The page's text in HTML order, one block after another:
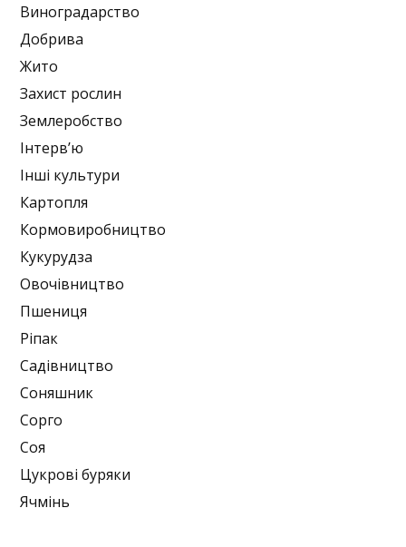
Виноградарство
Добрива
Жито
Захист рослин
Землеробство
Інтерв’ю
Інші культури
Картопля
Кормовиробництво
Кукурудза
Овочівництво
Пшениця
Ріпак
Садівництво
Соняшник
Сорго
Соя
Цукрові буряки
Ячмінь